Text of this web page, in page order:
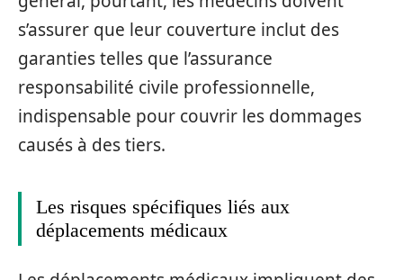
s’assurer que leur couverture inclut des
garanties telles que l’assurance
responsabilité civile professionnelle,
indispensable pour couvrir les dommages
causés à des tiers.
Les risques spécifiques liés aux
déplacements médicaux